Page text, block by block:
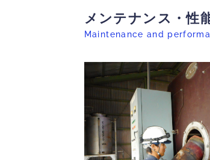
メンテナンス・性
Maintenance and